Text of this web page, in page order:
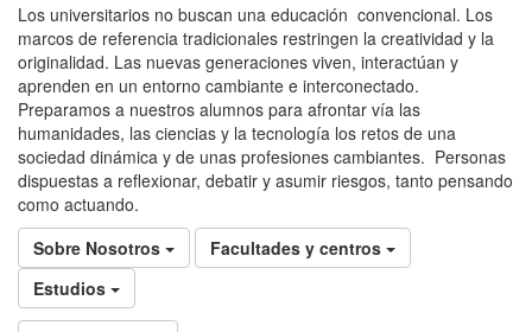
Los universitarios no buscan una educación convencional. Los
marcos de referencia tradicionales restringen la creatividad y la
originalidad. Las nuevas generaciones viven, interactúan y
aprenden en un entorno cambiante e interconectado.
Preparamos a nuestros alumnos para afrontar vía las
humanidades, las ciencias y la tecnología los retos de una
sociedad dinámica y de unas profesiones cambiantes. Personas
dispuestas a reflexionar, debatir y asumir riesgos, tanto pensando
como actuando.
Sobre Nosotros
Facultades y centros
Estudios